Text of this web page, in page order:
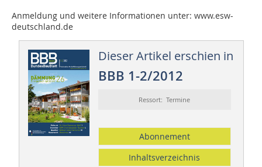
Anmeldung und weitere Informationen unter: www.esw-
deutschland.de
Dieser Artikel erschien in
BBB 1-2/2012
Ressort: Termine
Abonnement
Inhaltsverzeichnis